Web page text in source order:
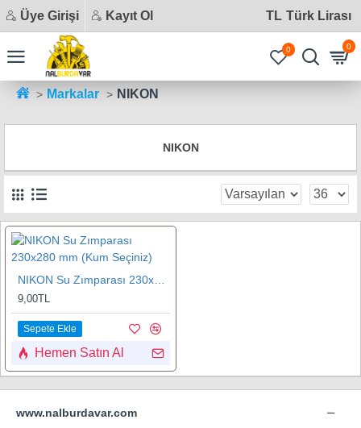
Üye Girişi Kayıt Ol TL Türk Lirası
0 0
Markalar NIKON
NIKON
9,00TL
Sepete Ekle
Hemen Satın Al
www.nalburdavar.com